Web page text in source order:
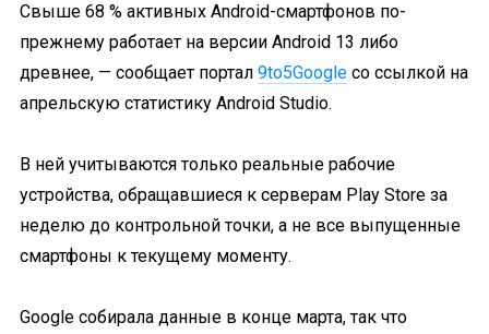
Свыше 68 % активных Android-смартфонов по-
прежнему работает на версии Android 13 либо
древнее, — сообщает портал 9to5Google со ссылкой на
апрельскую статистику Android Studio.
В ней учитываются только реальные рабочие
устройства, обращавшиеся к серверам Play Store за
неделю до контрольной точки, а не все выпущенные
смартфоны к текущему моменту.
Google собирала данные в конце марта, так что